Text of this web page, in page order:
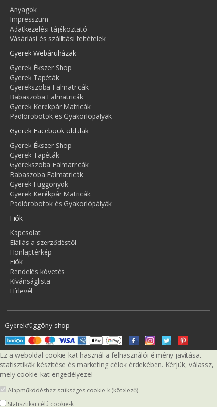
Anyagok
Impresszum
Adatkezelési tájékoztató
Vásárlási és szállítási feltételek
Gyerek Webáruházak
Gyerek Ékszer Shop
Gyerek Tapéták
Gyerekszoba Falmatricák
Babaszoba Falmatricák
Gyerek Kerékpár Matricák
Padlórobotok és Gyakorlópályák
Gyerek Facebook oldalak
Gyerek Ékszer Shop
Gyerek Tapéták
Gyerekszoba Falmatricák
Babaszoba Falmatricák
Gyerek Függönyök
Gyerek Kerékpár Matricák
Padlórobotok és Gyakorlópályák
Fiók
Kapcsolat
Elállás a szerződéstől
Honlaptérkép
Fiók
Rendelés követés
Kívánságlista
Hírlevél
Gyerekfüggöny shop
Ez a weboldal cookie-kat használ a felhasználói élmény javítása,
statisztikák készítése és marketing célok érdekében. Kérjük, válassz,
mely cookie-kat engedélyezel.
Alapműködéshez szükséges cookie-k (kötelező)
Statisztikai célú cookie-k